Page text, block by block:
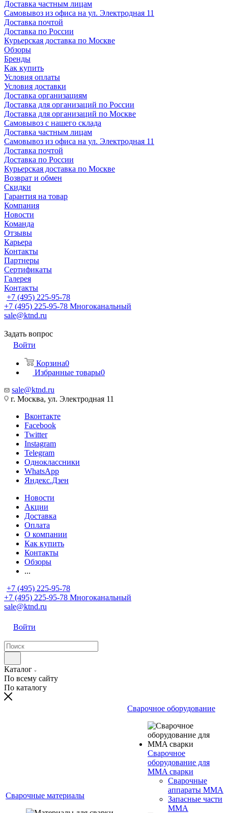
Доставка частным лицам
Самовывоз из офиса на ул. Электродная 11
Доставка почтой
Доставка по России
Курьерская доставка по Москве
Обзоры
Бренды
Как купить
Условия оплаты
Условия доставки
Доставка организациям
Доставка для организаций по России
Доставка для организаций по Москве
Самовывоз с нашего склада
Доставка частным лицам
Самовывоз из офиса на ул. Электродная 11
Доставка почтой
Доставка по России
Курьерская доставка по Москве
Возврат и обмен
Скидки
Гарантия на товар
Компания
Новости
Команда
Отзывы
Карьера
Контакты
Партнеры
Сертификаты
Галерея
Контакты
+7 (495) 225-95-78
+7 (495) 225-95-78 Многоканальный
sale@ktnd.ru
Задать вопрос
Войти
Корзина0
Избранные товары0
sale@ktnd.ru
г. Москва, ул. Электродная 11
Вконтакте
Facebook
Twitter
Instagram
Telegram
Одноклассники
WhatsApp
Яндекс.Дзен
Новости
Акции
Доставка
Оплата
О компании
Как купить
Контакты
Обзоры
...
+7 (495) 225-95-78
+7 (495) 225-95-78 Многоканальный
sale@ktnd.ru
Войти
Каталог
По всему сайту
По каталогу
Сварочные материалы
Сварочное оборудование
Сварочное
оборудование для
MMA сварки
Сварочные
аппараты MMA
Запасные части
MMA